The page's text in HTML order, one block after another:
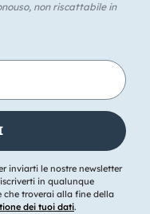
non riscattabile in
inviarti le nostre newsletter
in qualunque
troverai alla fine della
dei tuoi dati.